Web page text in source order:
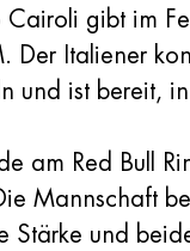
Cairoli gibt im
Der Italiener
und ist bereit,
am Red Bull
Mannschaft
Stärke und